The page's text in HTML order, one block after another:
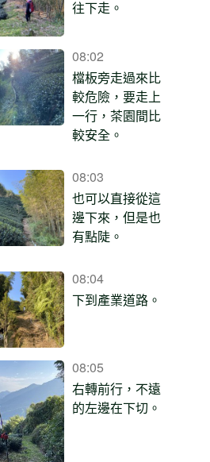
往下走。
08:02
檔板旁走過來比
較危險，要走上
一行，茶園間比
較安全。
08:03
也可以直接從這
邊下來，但是也
有點陡。
08:04
下到產業道路。
08:05
右轉前行，不遠
的左邊在下切。